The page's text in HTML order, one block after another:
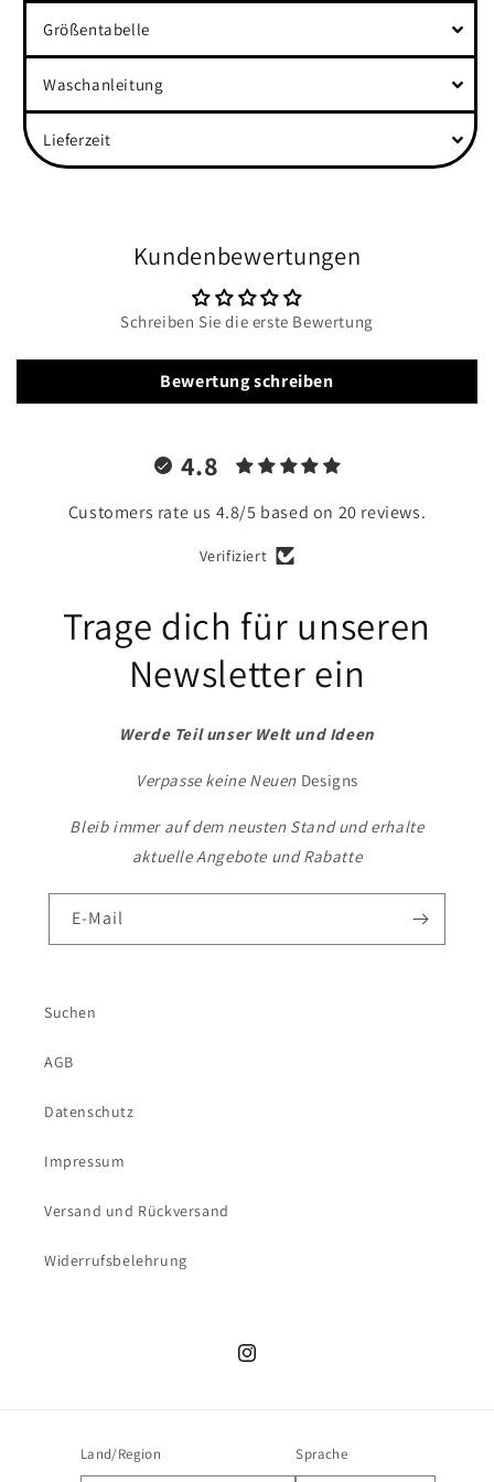
Größentabelle
Waschanleitung
Lieferzeit
Kundenbewertungen
Schreiben Sie die erste Bewertung
Bewertung schreiben
4.8
Customers rate us 4.8/5 based on 20 reviews.
Verifiziert
Trage dich für unseren
Newsletter ein
Werde Teil unser Welt und Ideen
Verpasse keine Neuen Designs
Bleib immer auf dem neusten Stand und erhalte
aktuelle Angebote und Rabatte
E-Mail
Suchen
AGB
Datenschutz
Impressum
Versand und Rückversand
Widerrufsbelehrung
Instagram
Land/Region Sprache